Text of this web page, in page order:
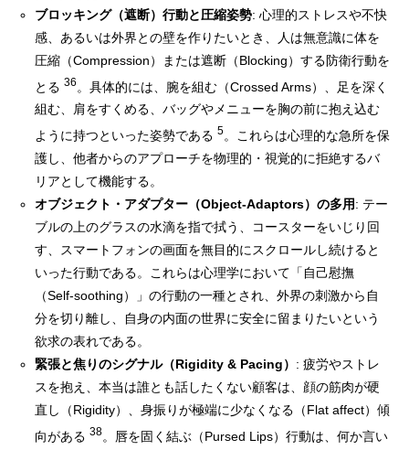
ブロッキング（遮断）行動と圧縮姿勢: 心理的ストレスや不快
感、あるいは外界との壁を作りたいとき、人は無意識に体を
圧縮（Compression）または遮断（Blocking）する防衛行動を
とる36 。具体的には、腕を組む（Crossed Arms）、足を深く
組む、肩をすくめる、バッグやメニューを胸の前に抱え込む
ように持つといった姿勢である5。これらは心理的な急所を保
護し、他者からのアプローチを物理的・視覚的に拒絶するバ
リアとして機能する。
オブジェクト・アダプター（Object-Adaptors）の多用: テー
ブルの上のグラスの水滴を指で拭う、コースターをいじり回
す、スマートフォンの画面を無目的にスクロールし続けると
いった行動である。これらは心理学において「自己慰撫
（Self-soothing）」の行動の一種とされ、外界の刺激から自
分を切り離し、自身の内面の世界に安全に留まりたいという
欲求の表れである。
緊張と焦りのシグナル（Rigidity & Pacing） : 疲労やストレ
スを抱え、本当は誰とも話したくない顧客は、顔の筋肉が硬
直し（Rigidity）、身振りが極端に少なくなる（Flat affect）傾
向がある38。唇を固く結ぶ（Pursed Lips）行動は、何か言い